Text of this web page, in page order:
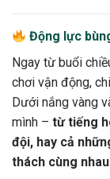
Động lực
Ngay từ buổi
chơi vận động,
Dưới nắng vàng
mình – từ tiếng
đội, hay cả
thách cùng